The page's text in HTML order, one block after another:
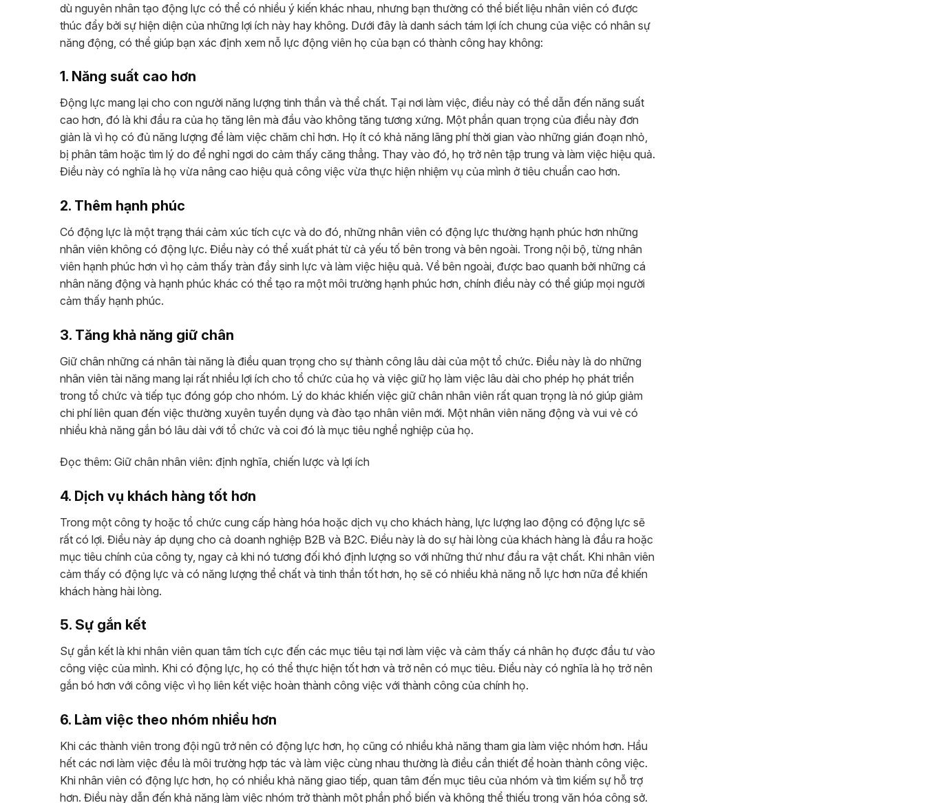
dù nguyên nhân tạo động lực có thể có nhiều ý kiến ​​khác nhau, nhưng bạn thường có thể biết liệu nhân viên có được
thúc đẩy bởi sự hiện diện của những lợi ích này hay không. Dưới đây là danh sách tám lợi ích chung của việc có nhân sự
năng động, có thể giúp bạn xác định xem nỗ lực động viên họ của bạn có thành công hay không:
1. Năng suất cao hơn
Động lực mang lại cho con người năng lượng tinh thần và thể chất. Tại nơi làm việc, điều này có thể dẫn đến năng suất
cao hơn, đó là khi đầu ra của họ tăng lên mà đầu vào không tăng tương xứng. Một phần quan trọng của điều này đơn
giản là vì họ có đủ năng lượng để làm việc chăm chỉ hơn. Họ ít có khả năng lãng phí thời gian vào những gián đoạn nhỏ,
bị phân tâm hoặc tìm lý do để nghỉ ngơi do cảm thấy căng thẳng. Thay vào đó, họ trở nên tập trung và làm việc hiệu quả.
Điều này có nghĩa là họ vừa nâng cao hiệu quả công việc vừa thực hiện nhiệm vụ của mình ở tiêu chuẩn cao hơn.
2. Thêm hạnh phúc
Có động lực là một trạng thái cảm xúc tích cực và do đó, những nhân viên có động lực thường hạnh phúc hơn những
nhân viên không có động lực. Điều này có thể xuất phát từ cả yếu tố bên trong và bên ngoài. Trong nội bộ, từng nhân
viên hạnh phúc hơn vì họ cảm thấy tràn đầy sinh lực và làm việc hiệu quả. Về bên ngoài, được bao quanh bởi những cá
nhân năng động và hạnh phúc khác có thể tạo ra một môi trường hạnh phúc hơn, chính điều này có thể giúp mọi người
cảm thấy hạnh phúc.
3. Tăng khả năng giữ chân
Giữ chân những cá nhân tài năng là điều quan trọng cho sự thành công lâu dài của một tổ chức. Điều này là do những
nhân viên tài năng mang lại rất nhiều lợi ích cho tổ chức của họ và việc giữ họ làm việc lâu dài cho phép họ phát triển
trong tổ chức và tiếp tục đóng góp cho nhóm. Lý do khác khiến việc giữ chân nhân viên rất quan trọng là nó giúp giảm
chi phí liên quan đến việc thường xuyên tuyển dụng và đào tạo nhân viên mới. Một nhân viên năng động và vui vẻ có
nhiều khả năng gắn bó lâu dài với tổ chức và coi đó là mục tiêu nghề nghiệp của họ.
Đọc thêm: Giữ chân nhân viên: định nghĩa, chiến lược và lợi ích
4. Dịch vụ khách hàng tốt hơn
Trong một công ty hoặc tổ chức cung cấp hàng hóa hoặc dịch vụ cho khách hàng, lực lượng lao động có động lực sẽ
rất có lợi. Điều này áp dụng cho cả doanh nghiệp B2B và B2C. Điều này là do sự hài lòng của khách hàng là đầu ra hoặc
mục tiêu chính của công ty, ngay cả khi nó tương đối khó định lượng so với những thứ như đầu ra vật chất. Khi nhân viên
cảm thấy có động lực và có năng lượng thể chất và tinh thần tốt hơn, họ sẽ có nhiều khả năng nỗ lực hơn nữa để khiến
khách hàng hài lòng.
5. Sự gắn kết
Sự gắn kết là khi nhân viên quan tâm tích cực đến các mục tiêu tại nơi làm việc và cảm thấy cá nhân họ được đầu tư vào
công việc của mình. Khi có động lực, họ có thể thực hiện tốt hơn và trở nên có mục tiêu. Điều này có nghĩa là họ trở nên
gắn bó hơn với công việc vì họ liên kết việc hoàn thành công việc với thành công của chính họ.
6. Làm việc theo nhóm nhiều hơn
Khi các thành viên trong đội ngũ trở nên có động lực hơn, họ cũng có nhiều khả năng tham gia làm việc nhóm hơn. Hầu
hết các nơi làm việc đều là môi trường hợp tác và làm việc cùng nhau thường là điều cần thiết để hoàn thành công việc.
Khi nhân viên có động lực hơn, họ có nhiều khả năng giao tiếp, quan tâm đến mục tiêu của nhóm và tìm kiếm sự hỗ trợ
hơn. Điều này dẫn đến khả năng làm việc nhóm trở thành một phần phổ biến và không thể thiếu trong văn hóa công sở.